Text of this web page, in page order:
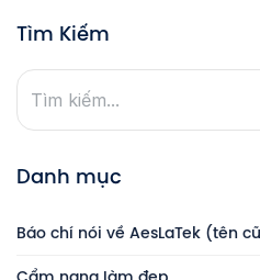
Tìm Kiếm
Danh mục
Báo chí nói về AesLaTek (tên